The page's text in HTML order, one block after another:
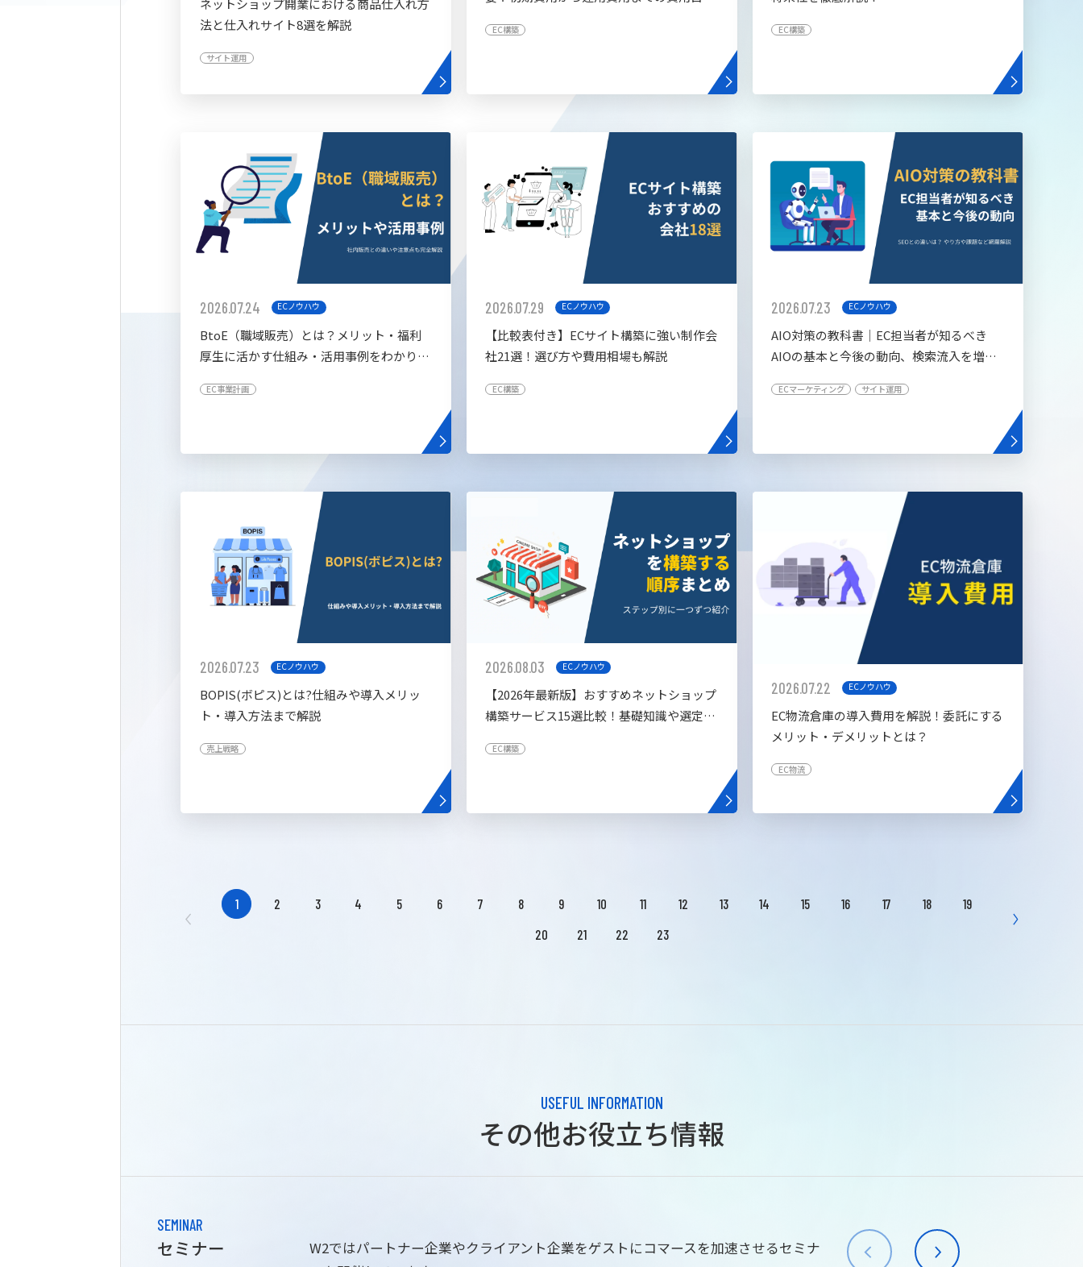
ネットショップ開業における商品仕入れ方
法と仕入れサイト8選を解説
サイト運用
EC構築 EC構築
2026.07.24 ECノウハウ
BtoE（職域販売）とは？メリット・福利
厚生に活かす仕組み・活用事例をわかりや
EC事業計画
2026.07.29 ECノウハウ
【比較表付き】ECサイト構築に強い制作会
社21選！選び方や費用相場も解説
EC構築
2026.07.23 ECノウハウ
AIO対策の教科書│EC担当者が知るべき
AIOの基本と今後の動向、検索流入を増や
ECマーケティング サイト運用
2026.07.23 ECノウハウ
BOPIS(ボピス)とは?仕組みや導入メリッ
ト・導入方法まで解説
売上戦略
2026.08.03 ECノウハウ
【2026年最新版】おすすめネットショップ
構築サービス15選比較！基礎知識や選定基
EC構築
2026.07.22 ECノウハウ
EC物流倉庫の導入費用を解説！委託にする
メリット・デメリットとは？
EC物流
1 2 3 4 5 6 7 8 9 10 11 12 13 14 15 16 17 18
19
20
21 22 23
USEFUL INFORMATION
その他お役立ち情報
SEMINAR
セミナー
W2ではパートナー企業やクライアント企業をゲストにコマースを加速させるセミナ